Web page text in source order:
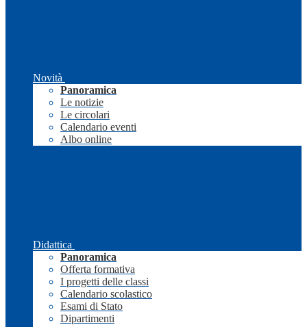
Novità
Panoramica
Le notizie
Le circolari
Calendario eventi
Albo online
Didattica
Panoramica
Offerta formativa
I progetti delle classi
Calendario scolastico
Esami di Stato
Dipartimenti